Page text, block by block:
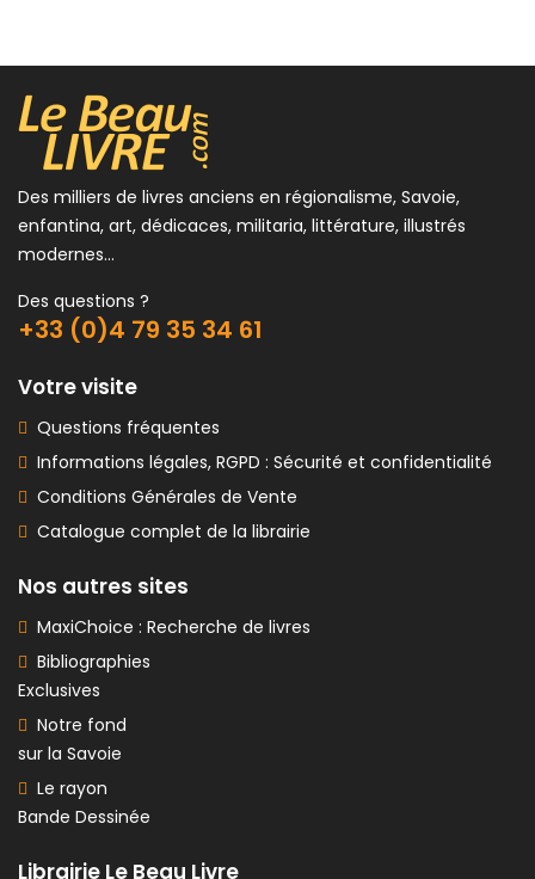
Des milliers de livres anciens en régionalisme, Savoie,
enfantina, art, dédicaces, militaria, littérature, illustrés
modernes...
Des questions ?
+33 (0)4 79 35 34 61
Votre visite
Questions fréquentes
Informations légales, RGPD : Sécurité et confidentialité
Conditions Générales de Vente
Catalogue complet de la librairie
Nos autres sites
MaxiChoice : Recherche de livres
Bibliographies
Exclusives
Notre fond
sur la Savoie
Le rayon
Bande Dessinée
Librairie Le Beau Livre